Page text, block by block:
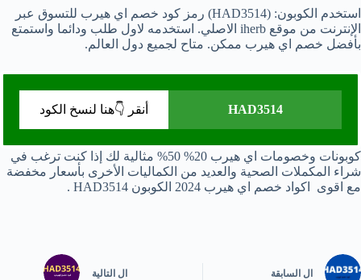
استخدم الكوبون: (HAD3514) رمز كود خصم اي هيرب للتسوق عبر
الإنترنت من موقع iherb الاصلي. استخدمه لاول طلب ودائما واستمتع
بأفضل خصم اي هيرب ممكن. متاح لجميع دول العالم.
HAD3514 أنقر 👇هنا لنسخ الكود
كوبونات وخصومات اي هيرب 20% 50% مثالية لك إذا كنت ترغب في
شراء المكملات الصحية والعديد من الكماليات الأخرى بأسعار مخفضة
مع اقوى اكواد خصم اي هيرب 2024 الكوبون HAD3514 .
ال السابقة ال التالية